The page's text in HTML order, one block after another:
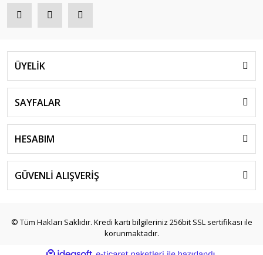
ÜYELİK
SAYFALAR
HESABIM
GÜVENLİ ALIŞVERİŞ
© Tüm Hakları Saklıdır. Kredi kartı bilgileriniz 256bit SSL sertifikası ile
korunmaktadır.